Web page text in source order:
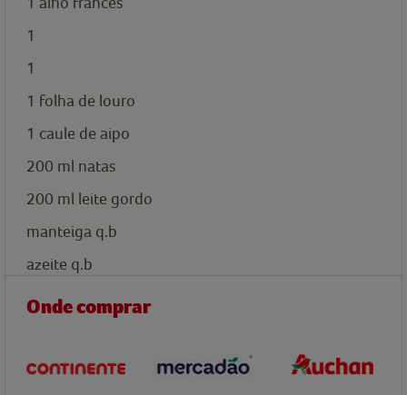
1
1
1 folha de louro
1 caule de aipo
200 ml natas
200 ml leite gordo
manteiga q.b
azeite q.b
Onde comprar